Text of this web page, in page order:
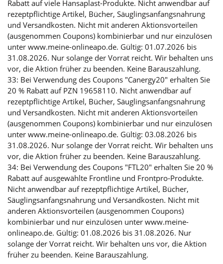
Rabatt auf viele Hansaplast-Produkte. Nicht anwendbar auf
rezeptpflichtige Artikel, Bücher, Säuglingsanfangsnahrung
und Versandkosten. Nicht mit anderen Aktionsvorteilen
(ausgenommen Coupons) kombinierbar und nur einzulösen
unter www.meine-onlineapo.de. Gültig: 01.07.2026 bis
31.08.2026. Nur solange der Vorrat reicht. Wir behalten uns
vor, die Aktion früher zu beenden. Keine Barauszahlung.
33: Bei Verwendung des Coupons "Canergy20" erhalten Sie
20 % Rabatt auf PZN 19658110. Nicht anwendbar auf
rezeptpflichtige Artikel, Bücher, Säuglingsanfangsnahrung
und Versandkosten. Nicht mit anderen Aktionsvorteilen
(ausgenommen Coupons) kombinierbar und nur einzulösen
unter www.meine-onlineapo.de. Gültig: 03.08.2026 bis
31.08.2026. Nur solange der Vorrat reicht. Wir behalten uns
vor, die Aktion früher zu beenden. Keine Barauszahlung.
34: Bei Verwendung des Coupons "FTL20" erhalten Sie 20 %
Rabatt auf ausgewählte Frontline und Frontpro-Produkte.
Nicht anwendbar auf rezeptpflichtige Artikel, Bücher,
Säuglingsanfangsnahrung und Versandkosten. Nicht mit
anderen Aktionsvorteilen (ausgenommen Coupons)
kombinierbar und nur einzulösen unter www.meine-
onlineapo.de. Gültig: 01.08.2026 bis 31.08.2026. Nur
solange der Vorrat reicht. Wir behalten uns vor, die Aktion
früher zu beenden. Keine Barauszahlung.